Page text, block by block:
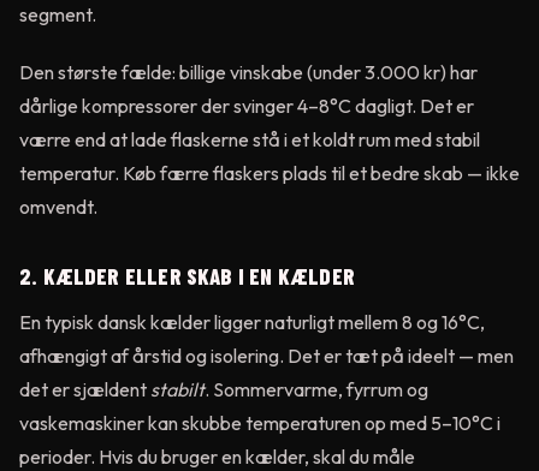
segment.
Den største fælde: billige vinskabe (under 3.000 kr) har
dårlige kompressorer der svinger 4–8°C dagligt. Det er
værre end at lade flaskerne stå i et koldt rum med stabil
temperatur. Køb færre flaskers plads til et bedre skab — ikke
omvendt.
2. KÆLDER ELLER SKAB I EN KÆLDER
En typisk dansk kælder ligger naturligt mellem 8 og 16°C,
afhængigt af årstid og isolering. Det er tæt på ideelt — men
det er sjældent stabilt. Sommervarme, fyrrum og
vaskemaskiner kan skubbe temperaturen op med 5–10°C i
perioder. Hvis du bruger en kælder, skal du måle